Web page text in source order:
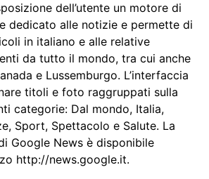
dell’utente un motore di
dedicato alle notizie e permette di
in italiano e alle relative
da tutto il mondo, tra cui anche
e Lussemburgo. L’interfaccia
titoli e foto raggruppati sulla
categorie: Dal mondo, Italia,
Sport, Spettacolo e Salute. La
Google News è disponibile
http://news.google.it.